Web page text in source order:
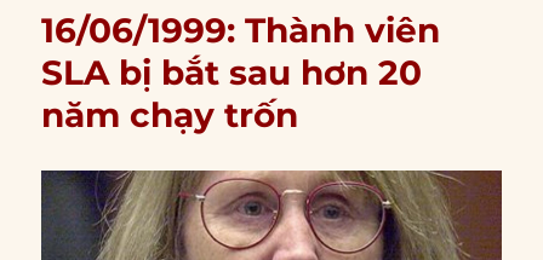
16/06/1999: Thành viên
SLA bị bắt sau hơn 20
năm chạy trốn